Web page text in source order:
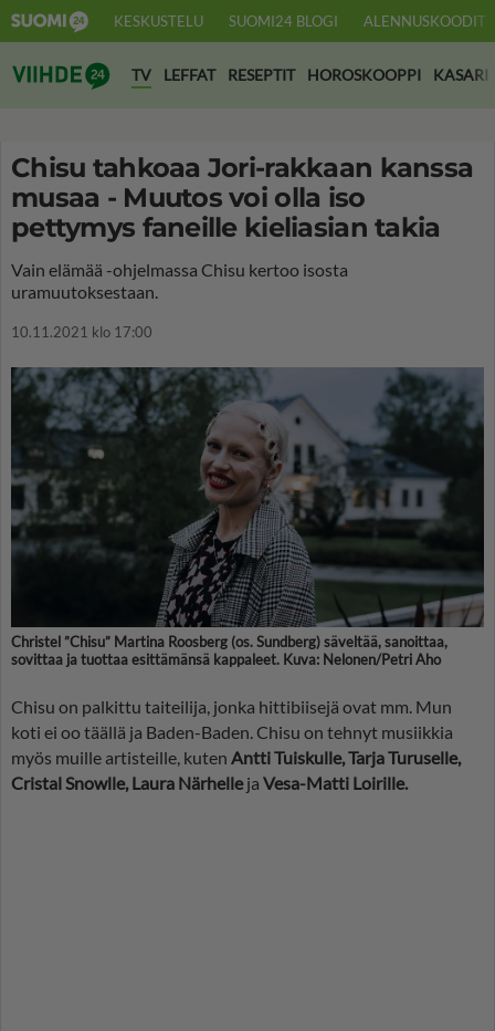
KESKUSTELU SUOMI24 BLOGI ALENNUSKOODIT
Suomi24 Viihde
TV LEFFAT RESEPTIT HOROSKOOPPI KASARI
Chisu tahkoaa Jori-rakkaan kanssa
musaa - Muutos voi olla iso
pettymys faneille kieliasian takia
Vain elämää -ohjelmassa Chisu kertoo isosta
uramuutoksestaan.
10.11.2021 klo 17:00
Christel ”Chisu” Martina Roosberg (os. Sundberg) säveltää, sanoittaa,
sovittaa ja tuottaa esittämänsä kappaleet. Kuva: Nelonen/Petri Aho
Chisu on palkittu taiteilija, jonka hittibiisejä ovat mm. Mun
koti ei oo täällä ja Baden-Baden. Chisu on tehnyt musiikkia
myös muille artisteille, kuten Antti Tuiskulle, Tarja Turuselle,
Cristal Snowlle, Laura Närhelleja Vesa-Matti Loirille.